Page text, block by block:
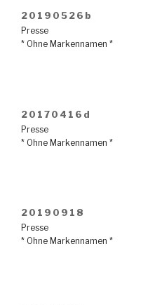
20190526b
Presse
* Ohne Markennamen *
20170416d
Presse
* Ohne Markennamen *
20190918
Presse
* Ohne Markennamen *